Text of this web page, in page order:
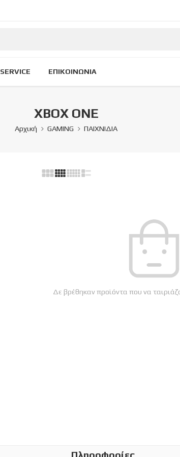
SERVICE ΕΠΙΚΟΙΝΩΝΙΑ
XBOX ONE
Αρχική GAMING ΠΑΙΧΝΙΔΙΑ
Δε βρέθηκαν προϊόντα που να
Πληροφορίες